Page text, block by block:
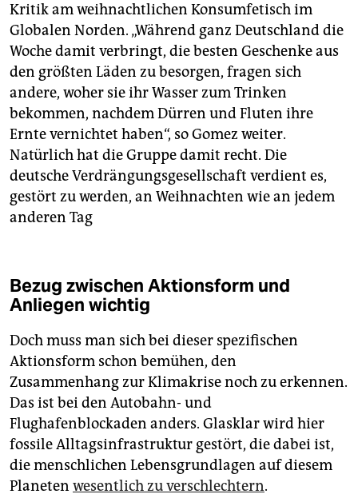
Kritik am weihnachtlichen Konsumfetisch im
Globalen Norden. „Während ganz Deutschland die
Woche damit verbringt, die besten Geschenke aus
den größten Läden zu besorgen, fragen sich
andere, woher sie ihr Wasser zum Trinken
bekommen, nachdem Dürren und Fluten ihre
Ernte vernichtet haben“, so Gomez weiter.
Natürlich hat die Gruppe damit recht. Die
deutsche Verdrängungsgesellschaft verdient es,
gestört zu werden, an Weihnachten wie an jedem
anderen Tag
Bezug zwischen Aktionsform und
Anliegen wichtig
Doch muss man sich bei dieser spezifischen
Aktionsform schon bemühen, den
Zusammenhang zur Klimakrise noch zu erkennen.
Das ist bei den Autobahn- und
Flughafenblockaden anders. Glasklar wird hier
fossile Alltagsinfrastruktur gestört, die dabei ist,
die menschlichen Lebensgrundlagen auf diesem
Planeten wesentlich zu verschlechtern.